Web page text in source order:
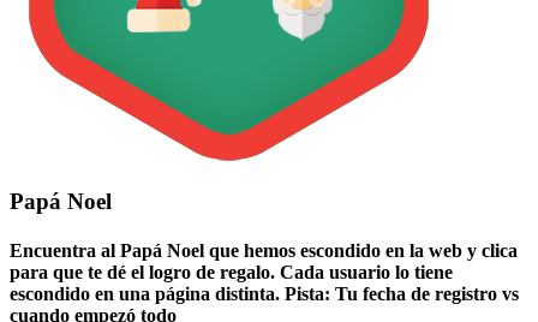
Papá Noel
Encuentra al Papá Noel que hemos escondido en la web y clica
para que te dé el logro de regalo. Cada usuario lo tiene
escondido en una página distinta. Pista: Tu fecha de registro vs
cuando empezó todo